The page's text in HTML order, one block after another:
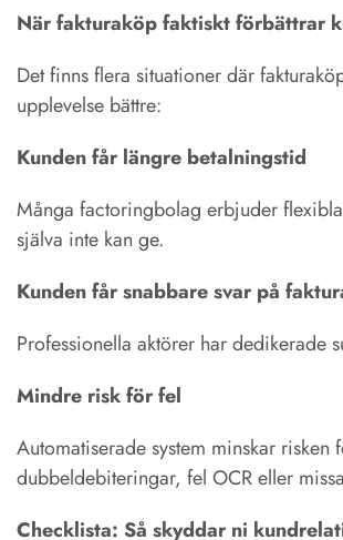
När fakturaköp faktiskt förbättrar
Det finns flera situationer där
upplevelse bättre:
Kunden får längre betalningstid
Många factoringbolag erbjuder
själva inte kan ge.
Kunden får snabbare svar på
Professionella aktörer har dedikerade
Mindre risk för fel
Automatiserade system minskar risken
dubbeldebiteringar, fel OCR eller
Checklista: Så skyddar ni